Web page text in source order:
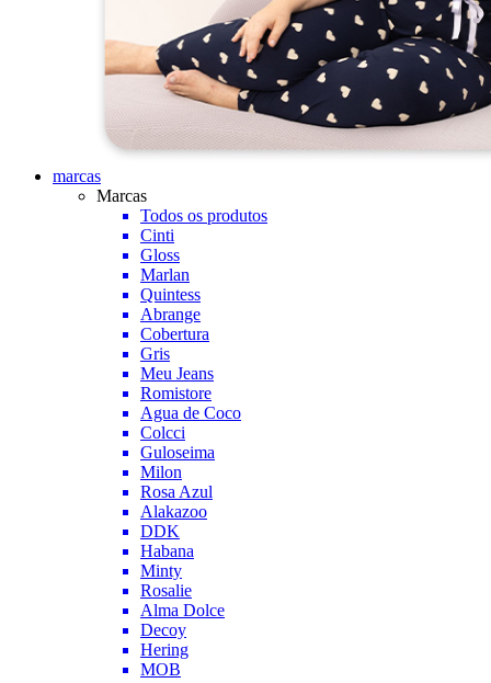
marcas
Marcas
Todos os produtos
Cinti
Gloss
Marlan
Quintess
Abrange
Cobertura
Gris
Meu Jeans
Romistore
Agua de Coco
Colcci
Guloseima
Milon
Rosa Azul
Alakazoo
DDK
Habana
Minty
Rosalie
Alma Dolce
Decoy
Hering
MOB